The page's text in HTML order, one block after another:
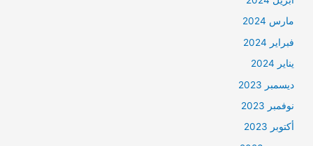
مارس 2024
فبراير 2024
يناير 2024
ديسمبر 2023
نوفمبر 2023
أكتوبر 2023